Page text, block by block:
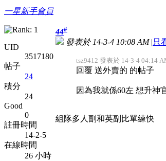
一星新手會員
UID
3517180
帖子
24
積分
24
Good
0
註冊時間
14-2-5
在線時間
26 小時
44#
發表於 14-3-4 10:08 AM |只
tsz9412 發表於 14-3-4 04:14
回覆 送外賣的 的帖子
因為我就係60左 想升神
組隊多人副和英副比單練快